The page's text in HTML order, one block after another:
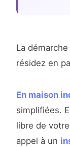
La
résidez en
En maison
simplifiées.
libre de
appel à un